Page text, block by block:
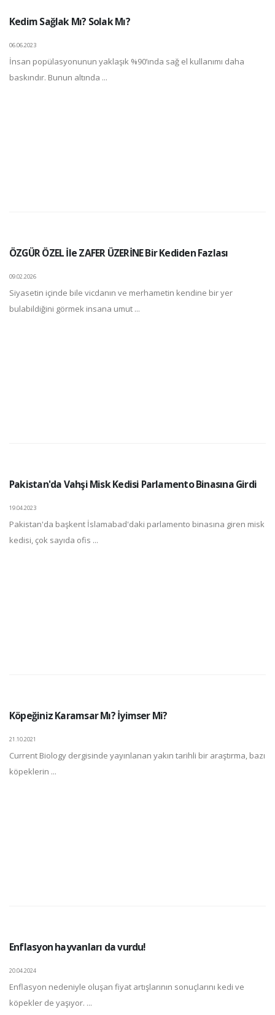
Kedim Sağlak Mı? Solak Mı?
06.06.2023
İnsan popülasyonunun yaklaşık %90’ında sağ el kullanımı daha
baskındır. Bunun altında ...
ÖZGÜR ÖZEL İle ZAFER ÜZERİNE Bir Kediden Fazlası
09.02.2026
Siyasetin içinde bile vicdanın ve merhametin kendine bir yer
bulabildiğini görmek insana umut ...
Pakistan'da Vahşi Misk Kedisi Parlamento Binasına Girdi
19.04.2023
Pakistan'da başkent İslamabad'daki parlamento binasına giren misk
kedisi, çok sayıda ofis ...
Köpeğiniz Karamsar Mı? İyimser Mi?
21.10.2021
Current Biology dergisinde yayınlanan yakın tarihli bir araştırma, bazı
köpeklerin ...
Enflasyon hayvanları da vurdu!
20.04.2024
Enflasyon nedeniyle oluşan fiyat artışlarının sonuçlarını kedi ve
köpekler de yaşıyor. ...